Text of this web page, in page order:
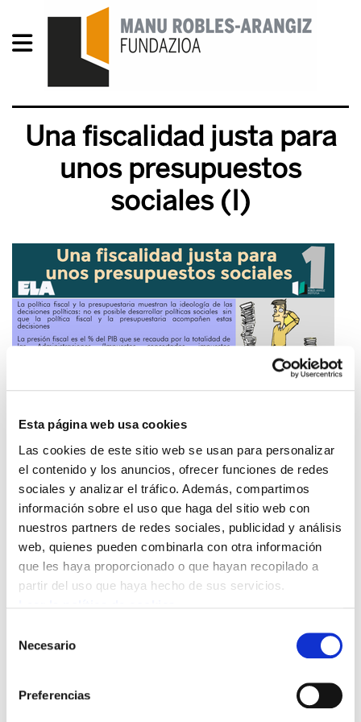
Esta página web usa cookies
Las cookies de este sitio web se usan para personalizar
el contenido y los anuncios, ofrecer funciones de redes
sociales y analizar el tráfico. Además, compartimos
información sobre el uso que haga del sitio web con
nuestros partners de redes sociales, publicidad y análisis
web, quienes pueden combinarla con otra información
que les haya proporcionado o que hayan recopilado a
partir del uso que haya hecho de sus servicios.
Necesario
Preferencias
Una fiscalidad justa para
unos presupuestos
sociales (I)